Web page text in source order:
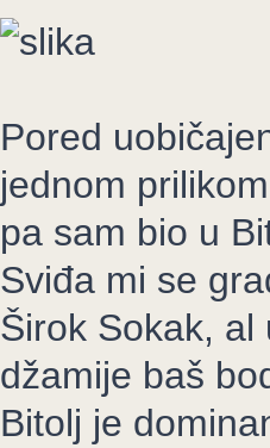
Pored
jednom
pa sam bio u
Sviđa mi se
Širok Sokak,
džamije baš
Bitolj je